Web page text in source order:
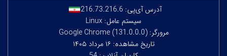
آدرس آی‌پی: 216.73.216.6
سیستم عامل: Linux
مرورگر: Google Chrome (131.0.0.0)
تاریخ مشاهده: ۱۶ مرداد ۱۴۰۵